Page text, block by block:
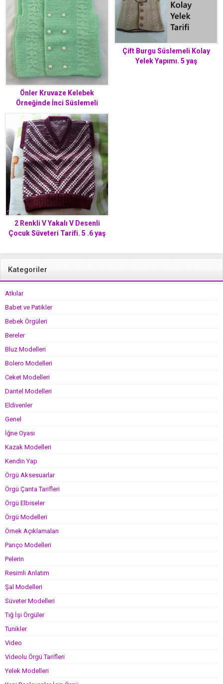
Önler Kruvaze Kelebek
Örneğinde İnci Süslemeli
Çocuk Yeleği / Süveteri Tarifi. 3
.4 yaş
Çift Burgu Süslemeli Kolay
Yelek Yapımı. 5 yaş
2 Renkli V Yakalı V Desenli
Çocuk Süveteri Tarifi. 5 .6 yaş
Kategoriler
Atkılar
Babet ve Patikler
Bebek Örgüleri
Bereler
Bluz Modelleri
Bolero Modelleri
Ceket Modelleri
Dantel Modelleri
Eldivenler
Genel
İğne Oyası
Kazak Modelleri
Kendin Yap
Örgü Aksesuarlar
Örgü Çanta Tarifleri
Örgü Elbiseler
Örgü Modelleri
Örnek Açıklamaları
Panço Modelleri
Pelerin
Resimli Anlatım
Şal Modelleri
Süveter Modelleri
Tığ İşi Örgüler
Tunikler
Video
Videolu Örgü Tarifleri
Yelek Modelleri